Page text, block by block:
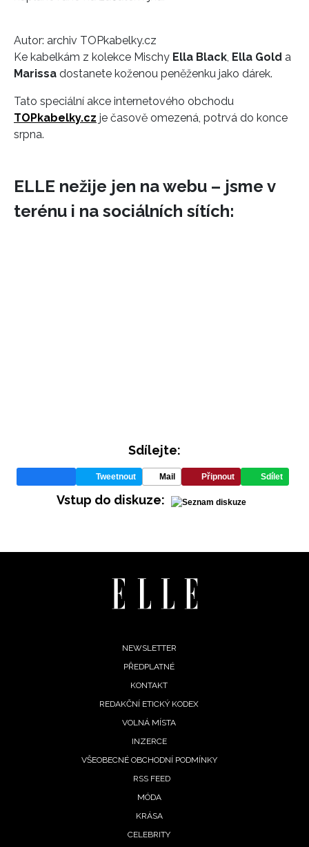
Autor: archiv TOPkabelky.cz
Ke kabelkám z kolekce Mischy Ella Black Ella Gold a
Marissa dostanete koženou peněženku jako dárek.
Tato speciální akce internetového obchodu
TOPkabelky.cz je časově omezená, potrvá do konce
srpna.
ELLE nežije jen na webu – jsme v
terénu i na sociálních sítích:
Sdílejte:
Tweetnout Mail Připnout Sdílet
Vstup do diskuze:
NEWSLETTER
PŘEDPLATNÉ
KONTAKT
REDAKČNÍ ETICKÝ KODEX
VOLNÁ MÍSTA
INZERCE
VŠEOBECNÉ OBCHODNÍ PODMÍNKY
RSS FEED
MÓDA
KRÁSA
CELEBRITY